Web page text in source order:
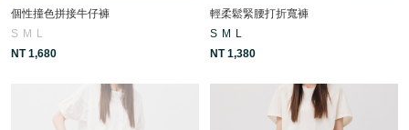
個性撞色拼接牛仔褲
S M
L
NT 1,680
輕柔鬆緊腰打折寬褲
S M
L
NT 1,380